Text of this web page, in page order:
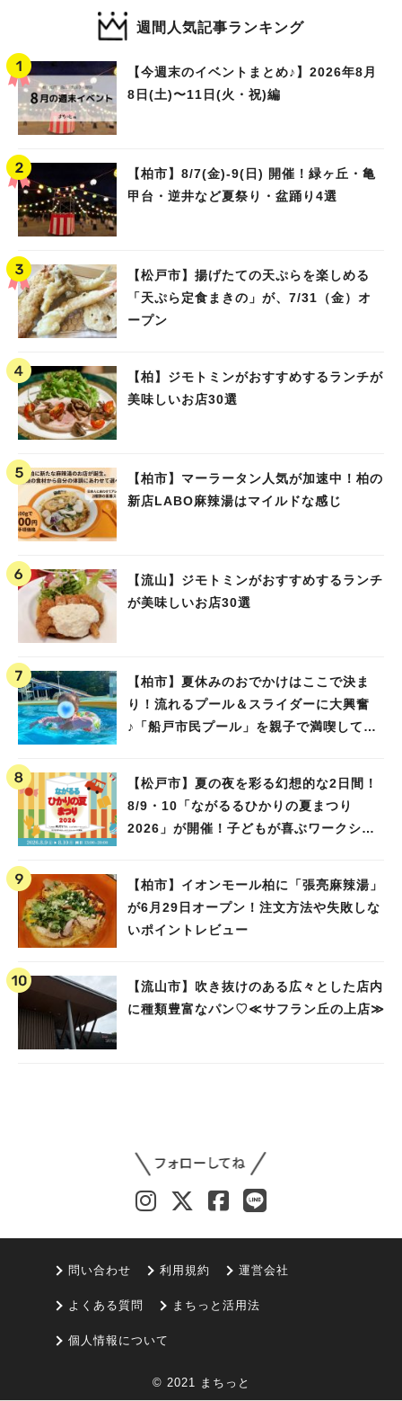
週間人気記事ランキング
【今週末のイベントまとめ♪】2026年8月
8日(土)〜11日(火・祝)編
【柏市】8/7(金)‐9(日) 開催！緑ヶ丘・亀
甲台・逆井など夏祭り・盆踊り4選
【松戸市】揚げたての天ぷらを楽しめる
「天ぷら定食まきの」が、7/31（金）オ
ープン
【柏】ジモトミンがおすすめするランチが
美味しいお店30選
【柏市】マーラータン人気が加速中！柏の
新店LABO麻辣湯はマイルドな感じ
【流山】ジモトミンがおすすめするランチ
が美味しいお店30選
【柏市】夏休みのおでかけはここで決ま
り！流れるプール＆スライダーに大興奮
♪「船戸市民プール」を親子で満喫してき
【松戸市】夏の夜を彩る幻想的な2日間！
8/9・10「ながるるひかりの夏まつり
2026」が開催！子どもが喜ぶワークショ
【柏市】イオンモール柏に「張亮麻辣湯」
が6月29日オープン！注文方法や失敗しな
いポイントレビュー
【流山市】吹き抜けのある広々とした店内
に種類豊富なパン♡≪サフラン丘の上店≫
問い合わせ 利用規約 運営会社
よくある質問 まちっと活用法
個人情報について
© 2021 まちっと